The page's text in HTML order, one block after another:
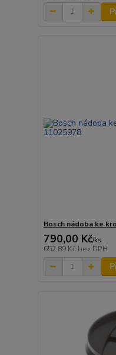
Bosch nádoba ke
790,00 Kč/ks
652,89 Kč bez DPH